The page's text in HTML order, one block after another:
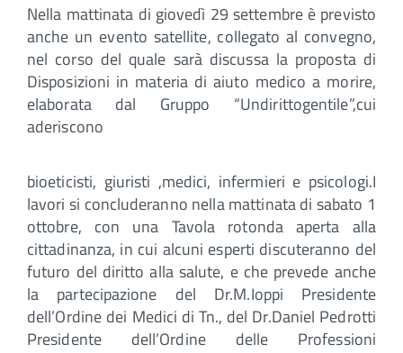
Nella mattinata di giovedì 29 settembre è previsto
anche un evento satellite, collegato al convegno,
nel corso del quale sarà discussa la proposta di
Disposizioni in materia di aiuto medico a morire,
elaborata dal Gruppo “Undirittogentile”,cui
aderiscono
bioeticisti, giuristi ,medici, infermieri e psicologi.I
lavori si concluderanno nella mattinata di sabato 1
ottobre, con una Tavola rotonda aperta alla
cittadinanza, in cui alcuni esperti discuteranno del
futuro del diritto alla salute, e che prevede anche
la partecipazione del Dr.M.Ioppi Presidente
dell’Ordine dei Medici di Tn., del Dr.Daniel Pedrotti
Presidente dell’Ordine delle Professioni